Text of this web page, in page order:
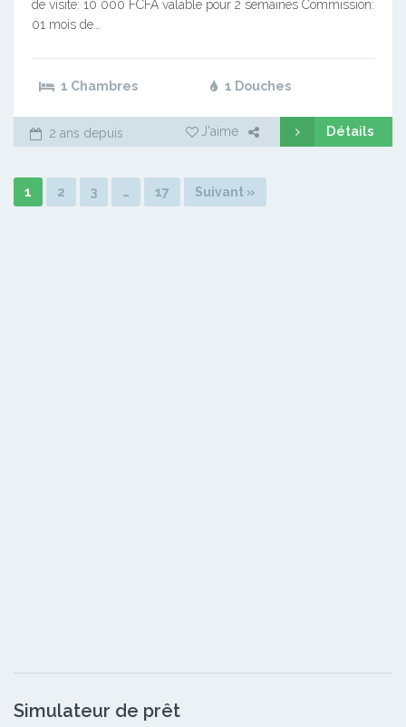
de visite: 10 000 FCFA valable pour 2 semaines Commission:
01 mois de…
1 Chambres 1 Douches
2 ans depuis J'aime Détails
1 2 3 … 17 Suivant »
Simulateur de prêt